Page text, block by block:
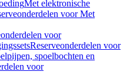
Met elektronische
voor Met
voor
Reserveonderdelen voor
spoelbochten en
voor